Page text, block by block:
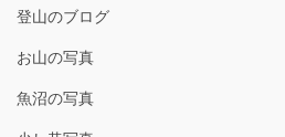
登山のブログ
お山の写真
魚沼の写真